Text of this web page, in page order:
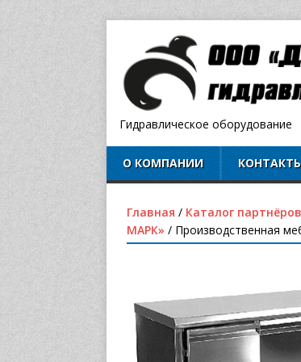
Гидравлическое оборудование
О КОМПАНИИ
Главная / Каталог партнёров
МАРК» / Производственная